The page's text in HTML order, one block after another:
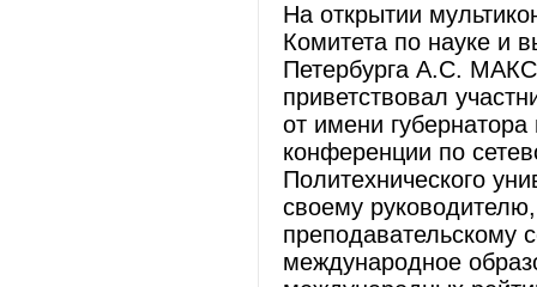
На открытии
Комитета по науке и
Петербурга А.С.
приветствовал
от имени
конференции по
Политехнического
своему
преподавательскому
международное